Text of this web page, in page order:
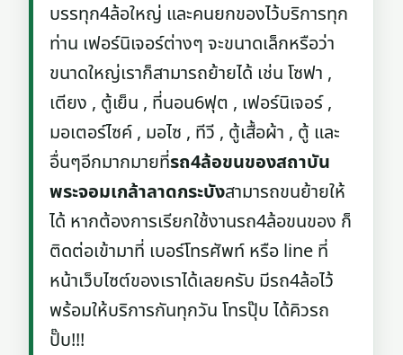
บรรทุก4ล้อใหญ่ และคนยกของไว้บริการทุก
ท่าน เฟอร์นิเจอร์ต่างๆ จะขนาดเล็กหรือว่า
ขนาดใหญ่เราก็สามารถย้ายได้ เช่น โซฟา ,
เตียง , ตู้เย็น , ที่นอน6ฟุต , เฟอร์นิเจอร์ ,
มอเตอร์ไซค์ , มอไซ , ทีวี , ตู้เสื้อผ้า , ตู้ และ
อื่นๆอีกมากมายที่รถ4ล้อขนของสถาบัน
พระจอมเกล้าลาดกระบังสามารถขนย้ายให้
ได้ หากต้องการเรียกใช้งานรถ4ล้อขนของ ก็
ติดต่อเข้ามาที่ เบอร์โทรศัพท์ หรือ line ที่
หน้าเว็บไซต์ของเราได้เลยครับ มีรถ4ล้อไว้
พร้อมให้บริการกันทุกวัน โทรปุ๊บ ได้คิวรถ
ปั๊บ!!!